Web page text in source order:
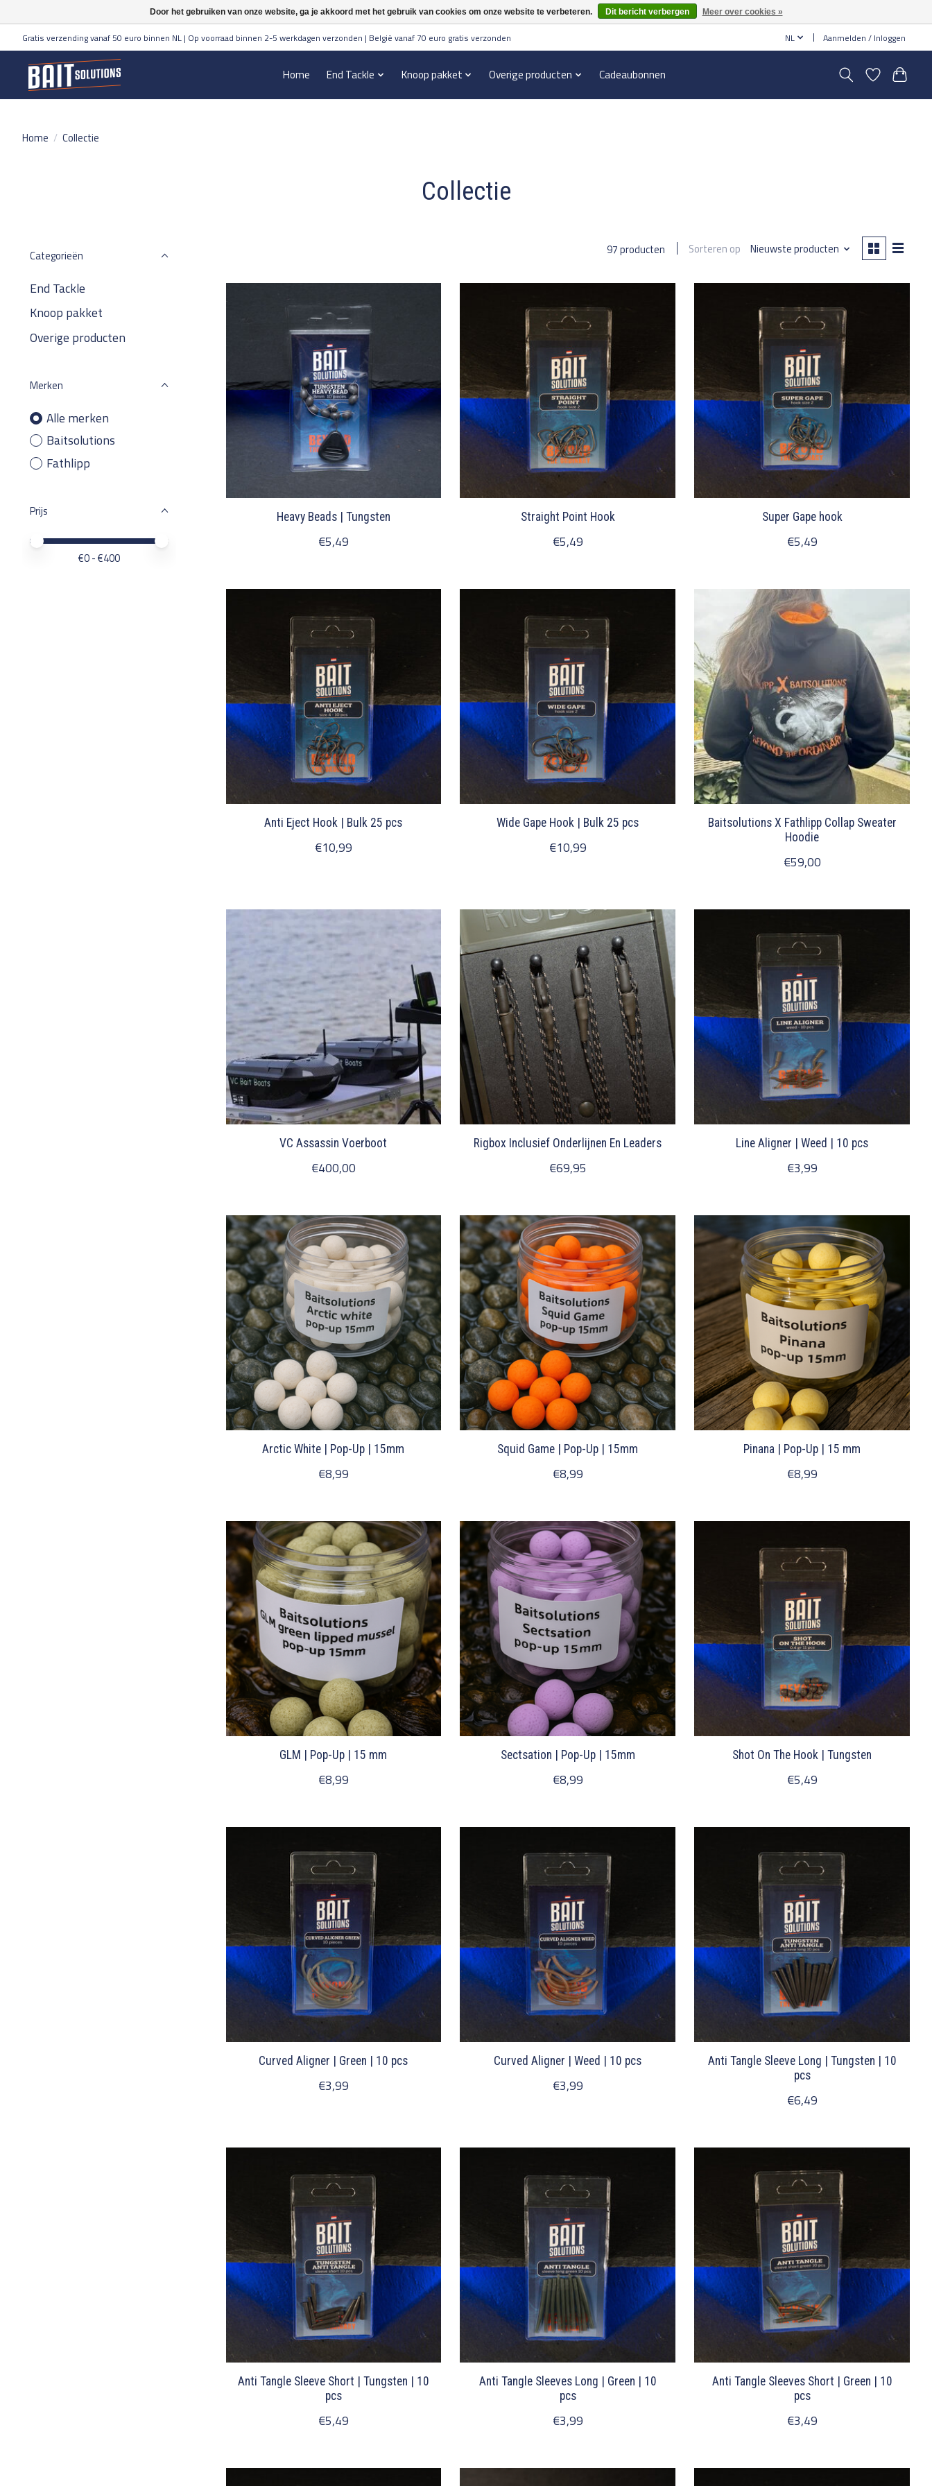
Gratis verzending vanaf 50 euro binnen NL | Op voorraad binnen 2-5 werkdagen verzonden | België vanaf 70 euro gratis verzonden NL Aanmelden / Inloggen
Home End Tackle Knoop pakket Overige producten Cadeaubonnen
Home / Collectie
Collectie
Categorieën
End Tackle
Knoop pakket
Overige producten
Merken
Alle merken
Baitsolutions
Fathlipp
Prijs
Minimale prijswaarde
Price maximum value
€0- €400
97 producten Sorteren op Nieuwste producten
Heavy Beads | Tungsten
€5,49
Straight Point Hook
€5,49
Super Gape hook
€5,49
Anti Eject Hook | Bulk 25 pcs
€10,99
Wide Gape Hook | Bulk 25 pcs
€10,99
Baitsolutions X Fathlipp Collap Sweater
Hoodie
€59,00
VC Assassin Voerboot
€400,00
Rigbox Inclusief Onderlijnen En Leaders
€69,95
Line Aligner | Weed | 10 pcs
€3,99
Arctic White | Pop-Up | 15mm
€8,99
Squid Game | Pop-Up | 15mm
€8,99
Pinana | Pop-Up | 15 mm
€8,99
GLM | Pop-Up | 15 mm
€8,99
Sectsation | Pop-Up | 15mm
€8,99
Shot On The Hook | Tungsten
€5,49
Curved Aligner | Green | 10 pcs
€3,99
Curved Aligner | Weed | 10 pcs
€3,99
Anti Tangle Sleeve Long | Tungsten | 10
pcs
€6,49
Anti Tangle Sleeve Short | Tungsten | 10
pcs
€5,49
Anti Tangle Sleeves Long | Green | 10
pcs
€3,99
Anti Tangle Sleeves Short | Green | 10
pcs
€3,49
Door het gebruiken van onze website, ga je akkoord met het gebruik van cookies om onze website te verbeteren. Dit bericht verbergen Meer over cookies »